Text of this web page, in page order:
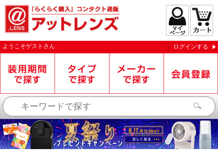
ようこそゲスト さん ログインする
お知らせを受信する